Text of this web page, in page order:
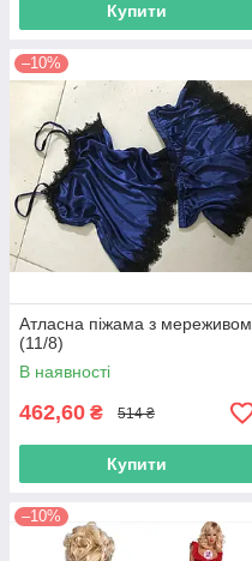
Купити
–10%
Атласна піжама з мереживом
(11/8)
В наявності
462,60 ₴ 514 ₴
Купити
–10%